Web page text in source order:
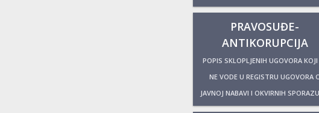
PRAVOSUĐE-
ANTIKORUPCIJA
POPIS SKLOPLJENIH UGOVORA KOJI
NE VODE U REGISTRU UGOVORA
JAVNOJ NABAVI I OKVIRNIH